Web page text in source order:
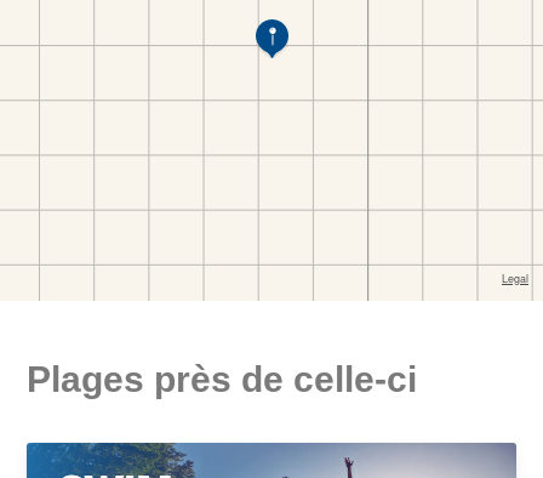
Plages près de celle-ci